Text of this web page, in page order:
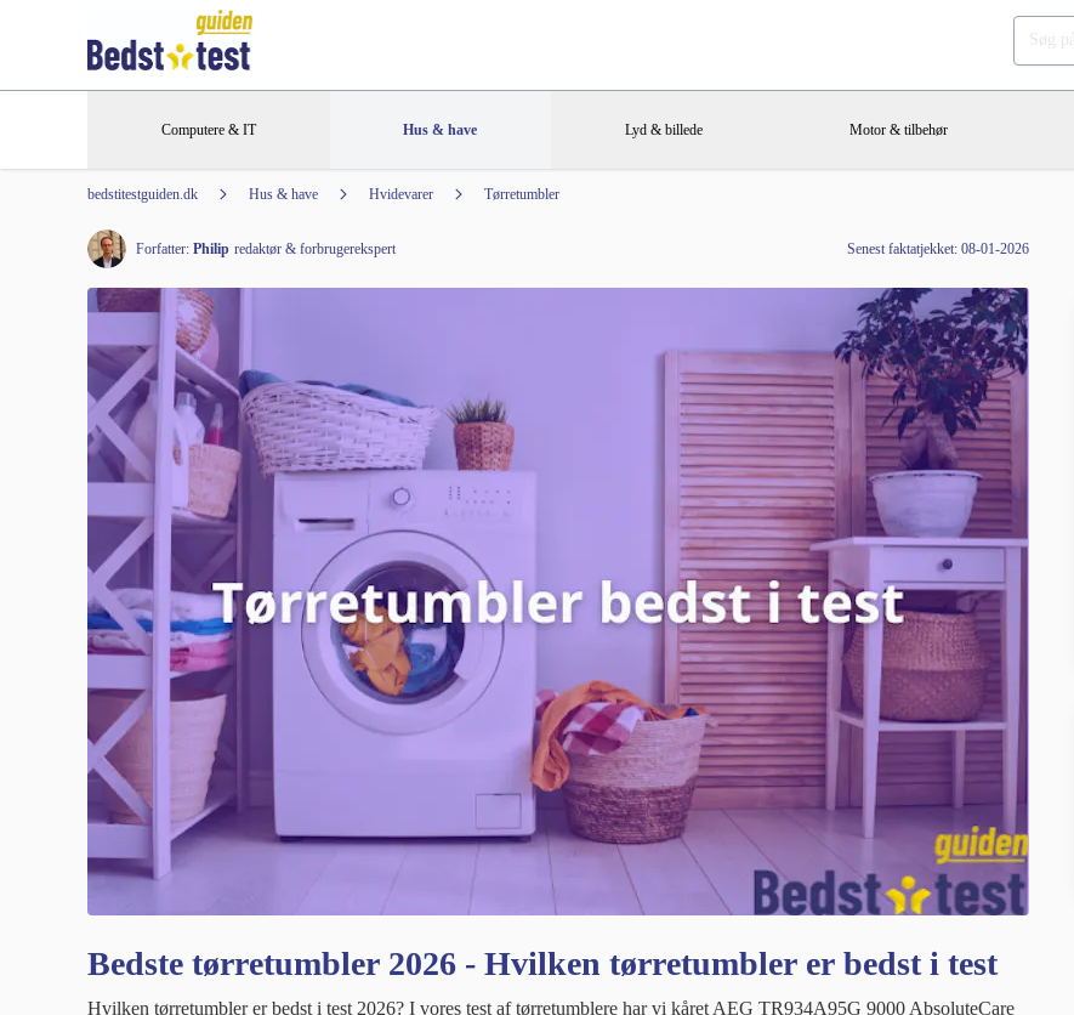
Computere & IT Hus & have Lyd & billede Motor & tilbehør
bedstitestguiden.dk Hus & have Hvidevarer Tørretumbler
Forfatter: Philip redaktør & forbrugerekspert Senest faktatjekket: 08-01-2026
Bedste tørretumbler 2026 - Hvilken tørretumbler er bedst i test
Hvilken tørretumbler er bedst i test 2026? I vores test af tørretumblere har vi kåret AEG TR934A95G 9000 AbsoluteCare